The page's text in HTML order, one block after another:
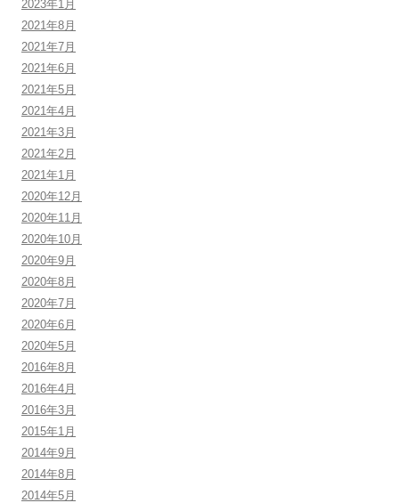
2023年1月
2021年8月
2021年7月
2021年6月
2021年5月
2021年4月
2021年3月
2021年2月
2021年1月
2020年12月
2020年11月
2020年10月
2020年9月
2020年8月
2020年7月
2020年6月
2020年5月
2016年8月
2016年4月
2016年3月
2015年1月
2014年9月
2014年8月
2014年5月